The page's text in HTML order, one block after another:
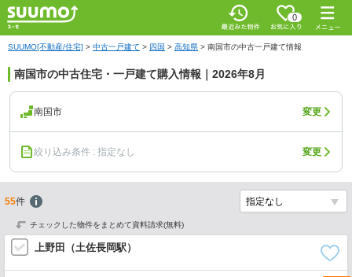
0
SUUMO[不動産/住宅] > 中古一戸建て > 四国 > 高知県 > 南国市の中古一戸建て情報
南国市の中古住宅・一戸建て購入情報｜2026年8月
南国市 変更
絞り込み条件 : 指定なし 変更
55件
チェックした物件をまとめて資料請求(無料)
上野田（土佐長岡駅）